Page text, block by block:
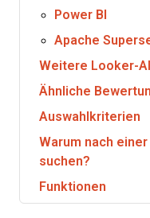
Power BI
Apache
Weitere Looker-
Ähnliche
Auswahlkriterien
Warum nach
suchen?
Funktionen